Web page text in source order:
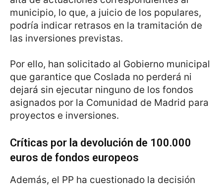
municipio, lo que, a juicio de los populares,
podría indicar retrasos en la tramitación de
las inversiones previstas.
Por ello, han solicitado al Gobierno municipal
que garantice que Coslada no perderá ni
dejará sin ejecutar ninguno de los fondos
asignados por la Comunidad de Madrid para
proyectos e inversiones.
Críticas por la devolución de 100.000
euros de fondos europeos
Además, el PP ha cuestionado la decisión